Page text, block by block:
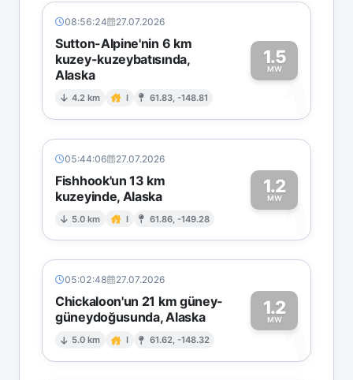
08:56:24 27.07.2026
Sutton-Alpine'nin 6 km
kuzey-kuzeybatısında,
Alaska
4.2 km I 61.83, -148.81
1.5
MW
1
05:44:06 27.07.2026
Fishhook'un 13 km
kuzeyinde, Alaska
5.0 km I 61.86, -149.28
1.2
MW1
05:02:48 27.07.2026
Chickaloon'un 21 km güney-
güneydoğusunda, Alaska
5.0 km I 61.62, -148.32
1.2
MW1